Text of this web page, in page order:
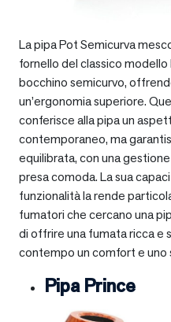
La pipa Pot Semicurva
fornello del classico modello
bocchino semicurvo,
un’ergonomia superiore.
conferisce alla pipa un
contemporaneo, ma
equilibrata, con una
presa comoda. La sua
funzionalità la rende
fumatori che cercano una
di offrire una fumata ricca e
contempo un comfort e uno
Pipa Prince